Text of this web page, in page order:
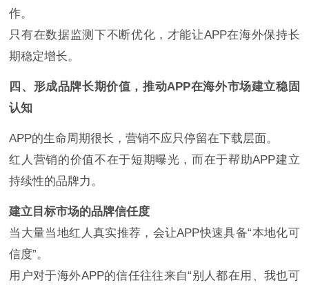
作。
只有在数据监测下不断优化，才能让APP在海外保持长
期稳定增长。
四、形成品牌长期价值，推动APP在海外市场建立稳固
认知
APP的生命周期很长，营销不应只停留在下载层面。
红人营销的价值不在于短期曝光，而在于帮助APP建立
持续性的品牌力。
建立目标市场的品牌信任度
当大量当地红人真实推荐，会让APP快速具备“本地化可
信度”。
用户对于海外APP的信任往往来自“别人都在用、我也可